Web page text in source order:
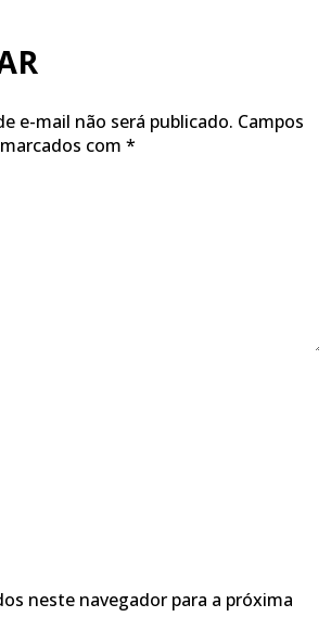
e-mail não será publicado. Campos
com *
neste navegador para a próxima